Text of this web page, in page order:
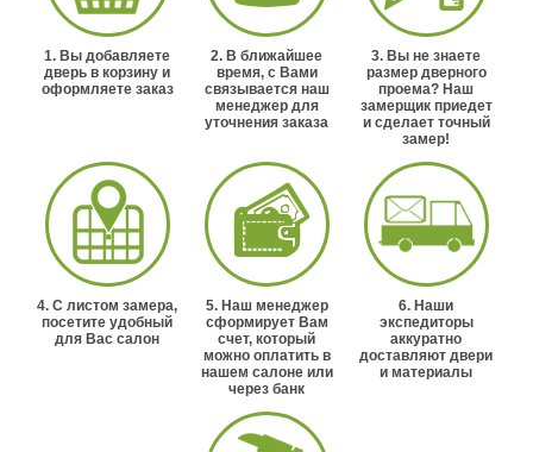
1. Вы добавляете
дверь в корзину и
оформляете заказ
2. В ближайшее
время, с Вами
связывается наш
менеджер для
уточнения заказа
3. Вы не знаете
размер дверного
проема? Наш
замерщик приедет
и сделает точный
замер!
4. С листом замера,
посетите удобный
для Вас салон
5. Наш менеджер
сформирует Вам
счет, который
можно оплатить в
нашем салоне или
через банк
6. Наши
экспедиторы
аккуратно
доставляют двери
и материалы